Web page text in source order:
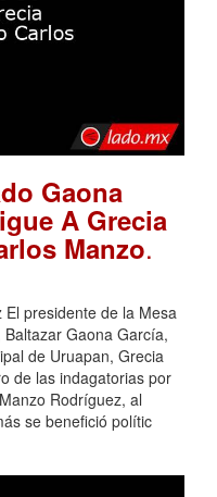
Gaona
A Grecia
Manzo.
presidente de la Mesa
Gaona García,
de Uruapan, Grecia
de las indagatorias por
Rodríguez, al
se benefició polític